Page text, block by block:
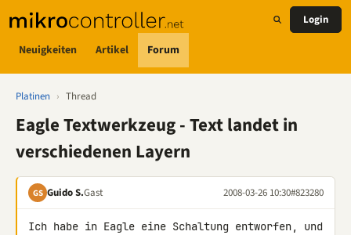
Neuigkeiten Artikel Forum
Login
Platinen › Thread
Eagle Textwerkzeug - Text landet in
verschiedenen Layern
GS Guido S.Gast 2008-03-26 10:30#823280
Ich habe in Eagle eine Schaltung entworfen, und